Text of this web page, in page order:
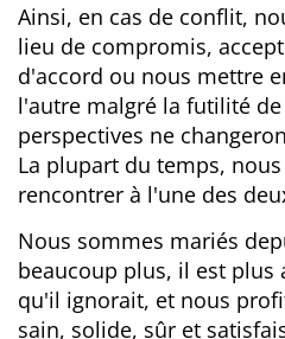
Ainsi, en cas de conflit,
lieu de compromis,
d'accord ou nous mettre
l'autre malgré la futilité
perspectives ne
La plupart du temps,
rencontrer à l'une des
Nous sommes mariés
beaucoup plus, il est plus
qu'il ignorait, et nous
sain, solide, sûr et